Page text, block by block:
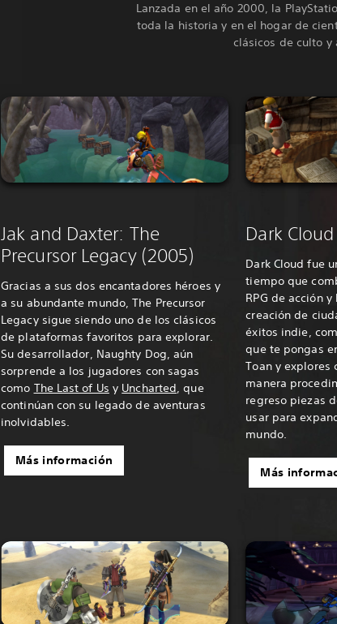
Lanzada en el año 2000, la
toda la historia y en el hogar de
clásicos de culto y
Jak and Daxter: The
Precursor Legacy (2005)
Gracias a sus dos encantadores héroes y
a su abundante mundo, The Precursor
Legacy sigue siendo uno de los clásicos
de plataformas favoritos para explorar.
Su desarrollador, Naughty Dog, aún
sorprende a los jugadores con sagas
como The Last of Us y Uncharted, que
continúan con su legado de aventuras
inolvidables.
Más información
Dark
Dark Cloud fue
tiempo que
RPG de acción
creación de
éxitos indie,
que te pongas
Toan y explores
manera
regreso piezas
usar para
mundo.
Más